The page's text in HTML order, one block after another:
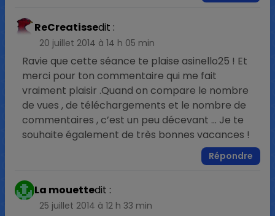
ReCreatissedit :
20 juillet 2014 à 14 h 05 min
Ravie que cette séance te plaise asinello25 ! Et
merci pour ton commentaire qui me fait
vraiment plaisir .Quand on compare le nombre
de vues , de téléchargements et le nombre de
commentaires , c’est un peu décevant … Je te
souhaite également de très bonnes vacances !
Répondre
La mouettedit :
25 juillet 2014 à 12 h 33 min